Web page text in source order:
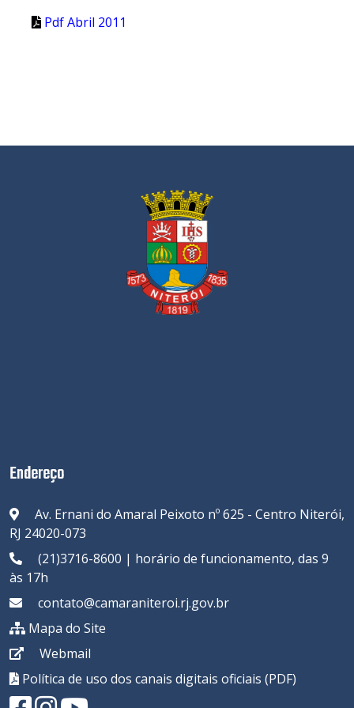
Pdf Abril 2011
Endereço
Av. Ernani do Amaral Peixoto nº 625 - Centro Niterói,
RJ 24020-073
(21)3716-8600 | horário de funcionamento, das 9
às 17h
contato@camaraniteroi.rj.gov.br
Mapa do Site
Webmail
Política de uso dos canais digitais oficiais (PDF)